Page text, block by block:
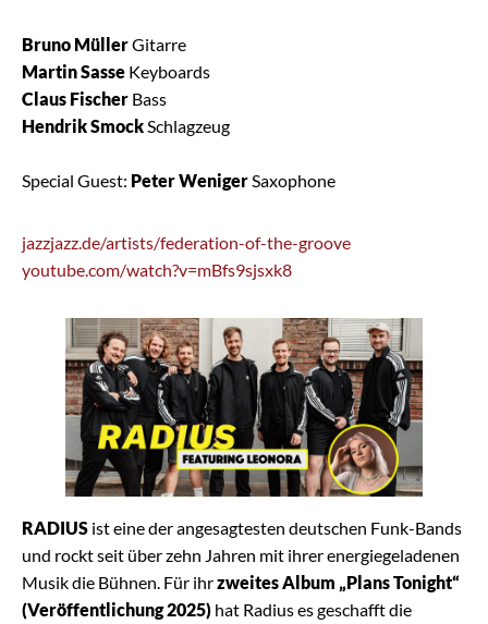
Bruno MüllerGitarre
Martin Sasse Keyboards
Claus Fischer Bass
Hendrik Smock Schlagzeug
Special Guest: Peter Weniger Saxophone
jazzjazz.de/artists/federation-of-the-groove
youtube.com/watch?v=mBfs9sjsxk8
RADIUS ist eine der angesagtesten deutschen Funk-Bands
und rockt seit über zehn Jahren mit ihrer energiegeladenen
Musik die Bühnen. Für ihrzweites Album „Plans Tonight“
(Veröffentlichung 2025) hat Radius es geschafft die